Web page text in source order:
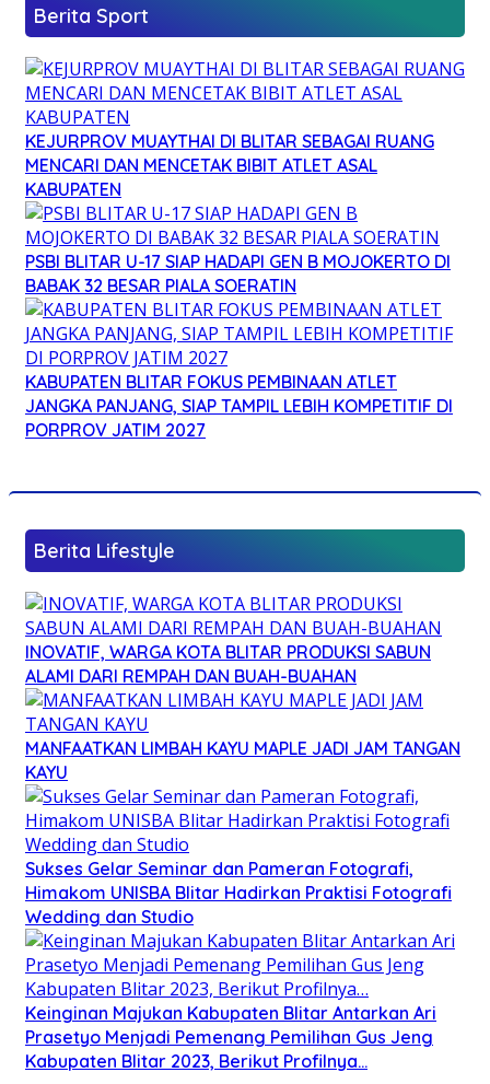
Berita Sport
KEJURPROV MUAYTHAI DI BLITAR SEBAGAI RUANG
MENCARI DAN MENCETAK BIBIT ATLET ASAL
KABUPATEN
PSBI BLITAR U-17 SIAP HADAPI GEN B MOJOKERTO DI
BABAK 32 BESAR PIALA SOERATIN
KABUPATEN BLITAR FOKUS PEMBINAAN ATLET
JANGKA PANJANG, SIAP TAMPIL LEBIH KOMPETITIF DI
PORPROV JATIM 2027
Berita Lifestyle
INOVATIF, WARGA KOTA BLITAR PRODUKSI SABUN
ALAMI DARI REMPAH DAN BUAH-BUAHAN
MANFAATKAN LIMBAH KAYU MAPLE JADI JAM TANGAN
KAYU
Sukses Gelar Seminar dan Pameran Fotografi,
Himakom UNISBA Blitar Hadirkan Praktisi Fotografi
Wedding dan Studio
Keinginan Majukan Kabupaten Blitar Antarkan Ari
Prasetyo Menjadi Pemenang Pemilihan Gus Jeng
Kabupaten Blitar 2023, Berikut Profilnya…